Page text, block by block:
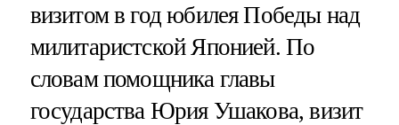
визитом в год юбилея Победы над
милитаристской Японией. По
словам помощника главы
государства Юрия Ушакова, визит